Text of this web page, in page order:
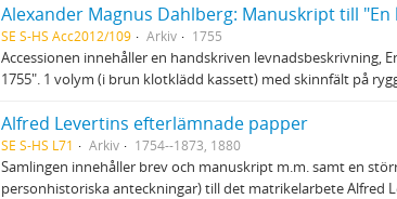
Alexander Magnus Dahlberg: Manuskript till
SE S-HS Acc2012/109 Arkiv 1755
Accessionen innehåller en handskriven levnadsbeskrivning,
1755". 1 volym (i brun klotklädd kassett) med skinnfält på
Alfred Levertins efterlämnade papper
SE S-HS L71 Arkiv 1754--1873, 1880
Samlingen innehåller brev och manuskript m.m. samt en
personhistoriska anteckningar) till det matrikelarbete Alfred